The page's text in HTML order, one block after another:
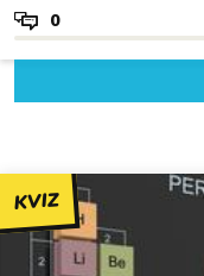
0
KVIZ